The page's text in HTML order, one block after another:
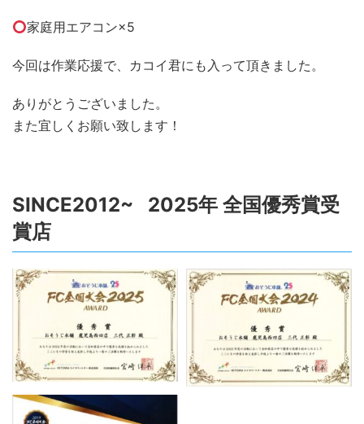
家庭用エアコン×5
今回は作業応援で、カコイ君にも入って頂きました。
ありがとうございました。
また宜しくお願い致します！
SINCE2012~ 2025年 全国優秀賞受
賞店